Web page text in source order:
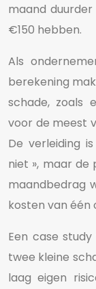
maand
€150 hebben.
Als
berekening
schade, zoals
voor de meest
De verleiding
niet », maar de
maandbedrag
kosten van één
Een case
twee kleine
laag eigen